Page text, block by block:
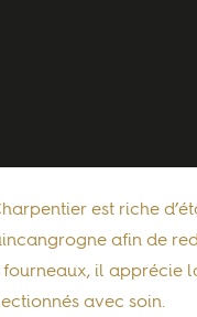
est riche
afin de
il apprécie
avec soin.